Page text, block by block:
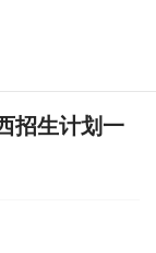
招生计划一